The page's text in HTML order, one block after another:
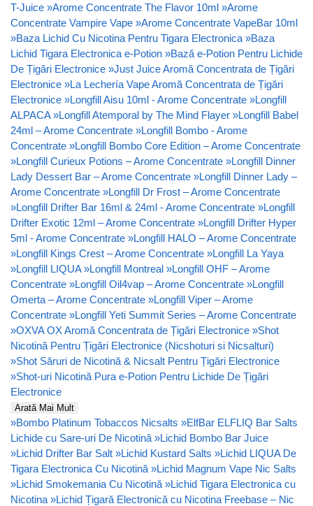
T-Juice »Arome Concentrate The Flavor 10ml »Arome
Concentrate Vampire Vape »Arome Concentrate VapeBar 10ml
»Baza Lichid Cu Nicotina Pentru Tigara Electronica »Baza
Lichid Tigara Electronica e-Potion »Bază e-Potion Pentru Lichide
De Țigări Electronice »Just Juice Aromă Concentrata de Țigări
Electronice »La Lechería Vape Aromă Concentrata de Țigări
Electronice »Longfill Aisu 10ml - Arome Concentrate »Longfill
ALPACA »Longfill Atemporal by The Mind Flayer »Longfill Babel
24ml – Arome Concentrate »Longfill Bombo - Arome
Concentrate »Longfill Bombo Core Edition – Arome Concentrate
»Longfill Curieux Potions – Arome Concentrate »Longfill Dinner
Lady Dessert Bar – Arome Concentrate »Longfill Dinner Lady –
Arome Concentrate »Longfill Dr Frost – Arome Concentrate
»Longfill Drifter Bar 16ml & 24ml - Arome Concentrate »Longfill
Drifter Exotic 12ml – Arome Concentrate »Longfill Drifter Hyper
5ml - Arome Concentrate »Longfill HALO – Arome Concentrate
»Longfill Kings Crest – Arome Concentrate »Longfill La Yaya
»Longfill LIQUA »Longfill Montreal »Longfill OHF – Arome
Concentrate »Longfill Oil4vap – Arome Concentrate »Longfill
Omerta – Arome Concentrate »Longfill Viper – Arome
Concentrate »Longfill Yeti Summit Series – Arome Concentrate
»OXVA OX Aromă Concentrata de Țigări Electronice »Shot
Nicotină Pentru Țigări Electronice (Nicshoturi si Nicsalturi)
»Shot Săruri de Nicotină & Nicsalt Pentru Țigări Electronice
»Shot-uri Nicotină Pura e-Potion Pentru Lichide De Țigări
Electronice
Arată Mai Mult
»Bombo Platinum Tobaccos Nicsalts »ElfBar ELFLIQ Bar Salts
Lichide cu Sare-uri De Nicotină »Lichid Bombo Bar Juice
»Lichid Drifter Bar Salt »Lichid Kustard Salts »Lichid LIQUA De
Tigara Electronica Cu Nicotină »Lichid Magnum Vape Nic Salts
»Lichid Smokemania Cu Nicotină »Lichid Tigara Electronica cu
Nicotina »Lichid Țigară Electronică cu Nicotina Freebase – Nic